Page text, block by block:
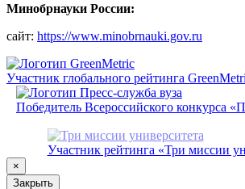
Минобрнауки России:
сайт: https://www.minobrnauki.gov.ru
Участник глобального рейтинга
Победитель Всероссийского конкурса
Участник рейтинга «Три миссии
×
Закрыть